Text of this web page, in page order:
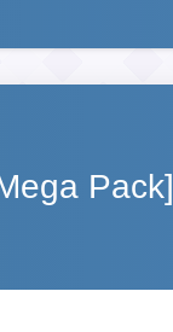
Pack]